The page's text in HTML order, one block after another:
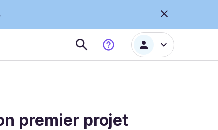
premier projet